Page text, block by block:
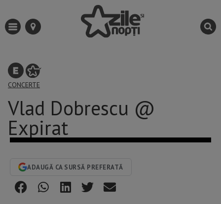
CONCERTE
Vlad Dobrescu @
Expirat
ADAUGĂ CA SURSĂ PREFERATĂ